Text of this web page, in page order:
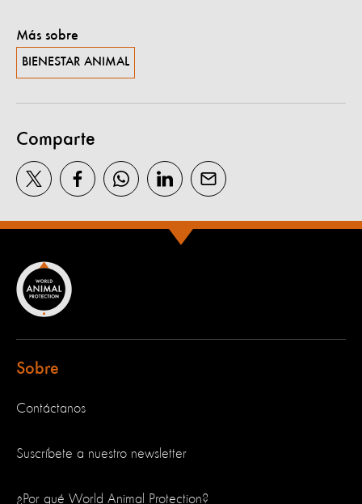
Más sobre
BIENESTAR ANIMAL
Comparte
Sobre
Contáctanos
Suscríbete a nuestro newsletter
¿Por qué World Animal Protection?